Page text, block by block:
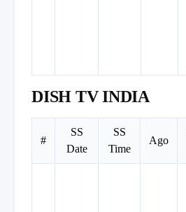
DISH TV INDIA
#
SS
Date
SS
Time
Ago